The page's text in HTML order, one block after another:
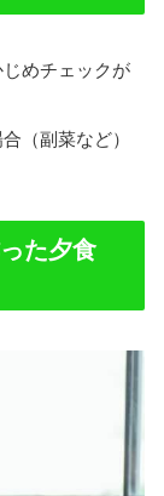
めチェックが
（副菜など）
た夕食